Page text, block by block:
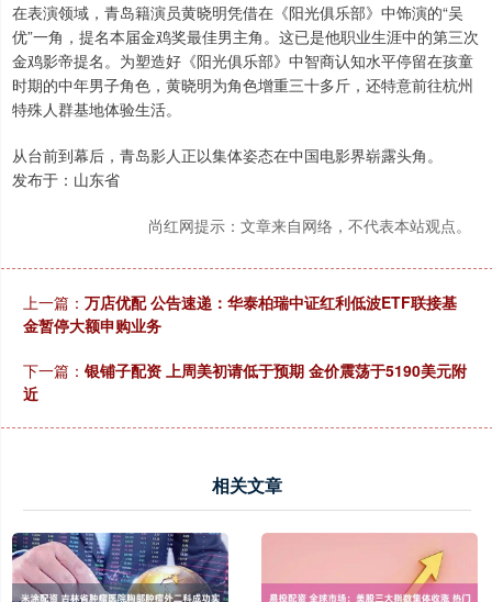
在表演领域，青岛籍演员黄晓明凭借在《阳光俱乐部》中饰演的“吴
优”一角，提名本届金鸡奖最佳男主角。这已是他职业生涯中的第三次
金鸡影帝提名。为塑造好《阳光俱乐部》中智商认知水平停留在孩童
时期的中年男子角色，黄晓明为角色增重三十多斤，还特意前往杭州
特殊人群基地体验生活。
从台前到幕后，青岛影人正以集体姿态在中国电影界崭露头角。
发布于：山东省
尚红网提示：文章来自网络，不代表本站观点。
上一篇： 万店优配 公告速递：华泰柏瑞中证红利低波ETF联接基
金暂停大额申购业务
下一篇： 银铺子配资 上周美初请低于预期 金价震荡于5190美元附
近
相关文章